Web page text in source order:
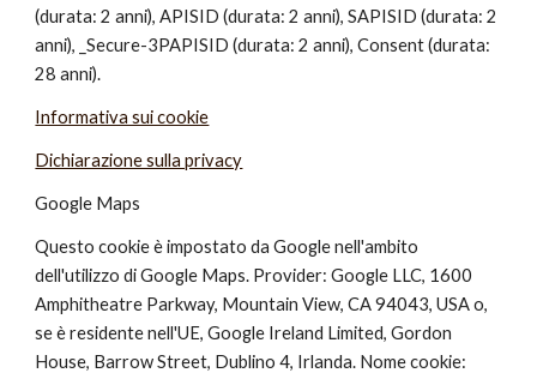
(durata: 2 anni), APISID (durata: 2 anni), SAPISID (durata: 2
anni), _Secure-3PAPISID (durata: 2 anni), Consent (durata:
28 anni).
Informativa sui cookie
Dichiarazione sulla privacy
Google Maps
Questo cookie è impostato da Google nell'ambito
dell'utilizzo di Google Maps. Provider: Google LLC, 1600
Amphitheatre Parkway, Mountain View, CA 94043, USA o,
se è residente nell'UE, Google Ireland Limited, Gordon
House, Barrow Street, Dublino 4, Irlanda. Nome cookie: